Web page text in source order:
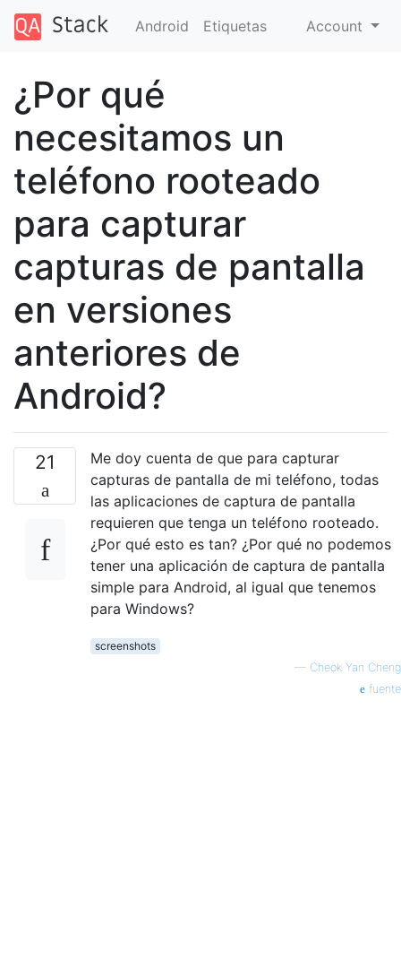
Android Etiquetas Account
¿Por qué
necesitamos un
teléfono rooteado
para capturar
capturas de pantalla
en versiones
anteriores de
Android?
21
Me doy cuenta de que para capturar
capturas de pantalla de mi teléfono, todas
las aplicaciones de captura de pantalla
requieren que tenga un teléfono rooteado.
¿Por qué esto es tan? ¿Por qué no podemos
tener una aplicación de captura de pantalla
simple para Android, al igual que tenemos
para Windows?
screenshots
— Cheok Yan Cheng
fuente